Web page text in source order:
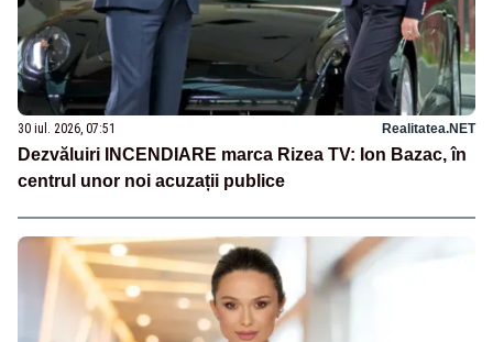
30 iul. 2026, 07:51 Realitatea.NET
Dezvăluiri INCENDIARE marca Rizea TV: Ion Bazac, în
centrul unor noi acuzații publice